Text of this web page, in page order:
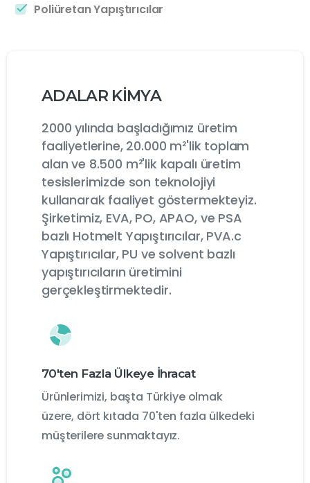
Poliüretan Yapıştırıcılar
ADALAR KİMYA
2000 yılında başladığımız üretim
faaliyetlerine, 20.000 m²'lik toplam
alan ve 8.500 m²'lik kapalı üretim
tesislerimizde son teknolojiyi
kullanarak faaliyet göstermekteyiz.
Şirketimiz, EVA, PO, APAO, ve PSA
bazlı Hotmelt Yapıştırıcılar, PVA.c
Yapıştırıcılar, PU ve solvent bazlı
yapıştırıcıların üretimini
gerçekleştirmektedir.
70'ten Fazla Ülkeye İhracat
Ürünlerimizi, başta Türkiye olmak
üzere, dört kıtada 70'ten fazla ülkedeki
müşterilere sunmaktayız.